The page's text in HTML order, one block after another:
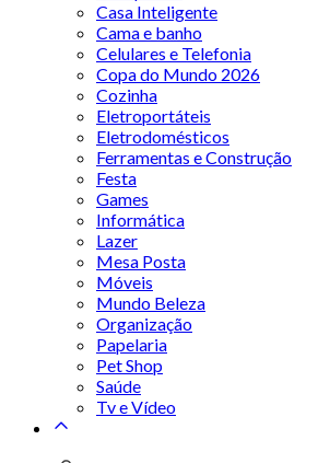
Casa Inteligente
Cama e banho
Celulares e Telefonia
Copa do Mundo 2026
Cozinha
Eletroportáteis
Eletrodomésticos
Ferramentas e Construção
Festa
Games
Informática
Lazer
Mesa Posta
Móveis
Mundo Beleza
Organização
Papelaria
Pet Shop
Saúde
Tv e Vídeo